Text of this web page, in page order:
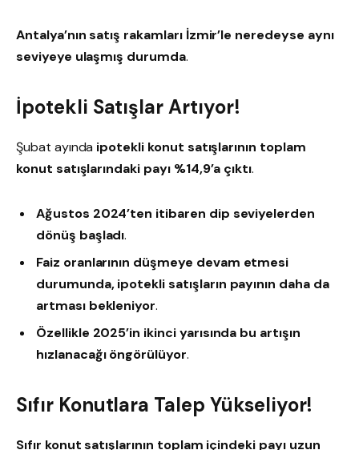
Antalya’nın satış rakamları İzmir’le neredeyse aynı
seviyeye ulaşmış durumda.
İpotekli Satışlar Artıyor!
Şubat ayında ipotekli konut satışlarının toplam
konut satışlarındaki payı %14,9’a çıktı.
Ağustos 2024’ten itibaren dip seviyelerden
dönüş başladı.
Faiz oranlarının düşmeye devam etmesi
durumunda, ipotekli satışların payının daha da
artması bekleniyor.
Özellikle 2025’in ikinci yarısında bu artışın
hızlanacağı öngörülüyor.
Sıfır Konutlara Talep Yükseliyor!
Sıfır konut satışlarının toplam içindeki payı uzun